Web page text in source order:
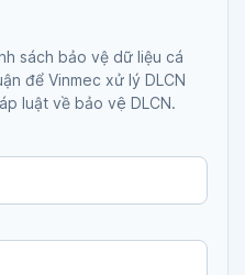
sách bảo vệ dữ liệu cá
để Vinmec xử lý DLCN
luật về bảo vệ DLCN.